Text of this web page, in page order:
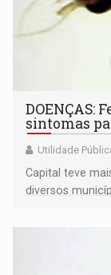
DOENÇAS:
sintomas
Utilidade
Capital teve
diversos